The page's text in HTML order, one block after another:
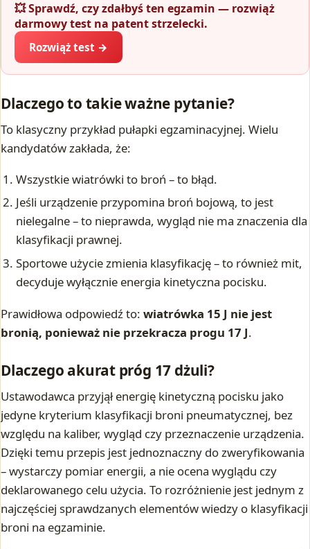
💥 Sprawdź, czy zdałbyś ten egzamin — rozwiąż
darmowy test na patent strzelecki.
Rozwiąż test →
Dlaczego to takie ważne pytanie?
To klasyczny przykład pułapki egzaminacyjnej. Wielu
kandydatów zakłada, że:
Wszystkie wiatrówki to broń – to błąd.
Jeśli urządzenie przypomina broń bojową, to jest
nielegalne – to nieprawda, wygląd nie ma znaczenia dla
klasyfikacji prawnej.
Sportowe użycie zmienia klasyfikację – to również mit,
decyduje wyłącznie energia kinetyczna pocisku.
Prawidłowa odpowiedź to: wiatrówka 15 J nie jest
bronią, ponieważ nie przekracza progu 17 J.
Dlaczego akurat próg 17 dżuli?
Ustawodawca przyjął energię kinetyczną pocisku jako
jedyne kryterium klasyfikacji broni pneumatycznej, bez
względu na kaliber, wygląd czy przeznaczenie urządzenia.
Dzięki temu przepis jest jednoznaczny do zweryfikowania
– wystarczy pomiar energii, a nie ocena wyglądu czy
deklarowanego celu użycia. To rozróżnienie jest jednym z
najczęściej sprawdzanych elementów wiedzy o klasyfikacji
broni na egzaminie.